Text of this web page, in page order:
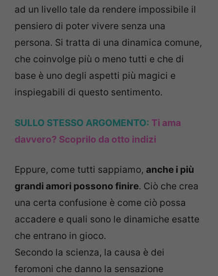
ad un livello tale da rendere impossibile il
pensiero di poter vivere senza una
persona. Si tratta di una dinamica comune,
che coinvolge più o meno tutti e che di
base è uno degli aspetti più magici e
inspiegabili di questo sentimento.
SULLO STESSO ARGOMENTO: Ti ama
davvero? Scoprilo da otto indizi
Eppure, come tutti sappiamo, anche i più
grandi amori possono finire. Ciò che crea
una certa confusione è come ciò possa
accadere e quali sono le dinamiche esatte
che entrano in gioco.
Secondo la scienza, la causa è dei
feromoni che danno la sensazione